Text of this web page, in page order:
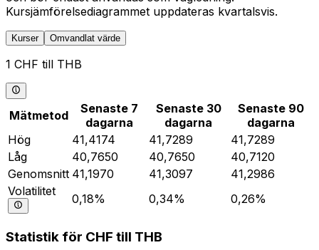
Kursjämförelsediagrammet uppdateras kvartalsvis.
Kurser Omvandlat värde
1 CHF till THB
Mätmetod
Senaste 7
dagarna
Senaste 30
dagarna
Senaste 90
dagarna
Hög
41,4174 41,7289
41,7289
Låg
40,7650 40,7650
40,7120
Genomsnitt 41,1970 41,3097
41,2986
Volatilitet
0,18% 0,34% 0,26%
Statistik för CHF till THB